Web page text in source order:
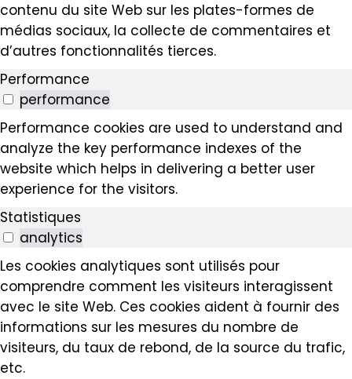
contenu du site Web sur les plates-formes de
médias sociaux, la collecte de commentaires et
d’autres fonctionnalités tierces.
Performance
performance
Performance cookies are used to understand and
analyze the key performance indexes of the
website which helps in delivering a better user
experience for the visitors.
Statistiques
analytics
Les cookies analytiques sont utilisés pour
comprendre comment les visiteurs interagissent
avec le site Web. Ces cookies aident à fournir des
informations sur les mesures du nombre de
visiteurs, du taux de rebond, de la source du trafic,
etc.